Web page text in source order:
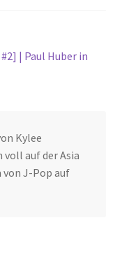
| Paul Huber in
Kylee
auf der Asia
von J-Pop auf